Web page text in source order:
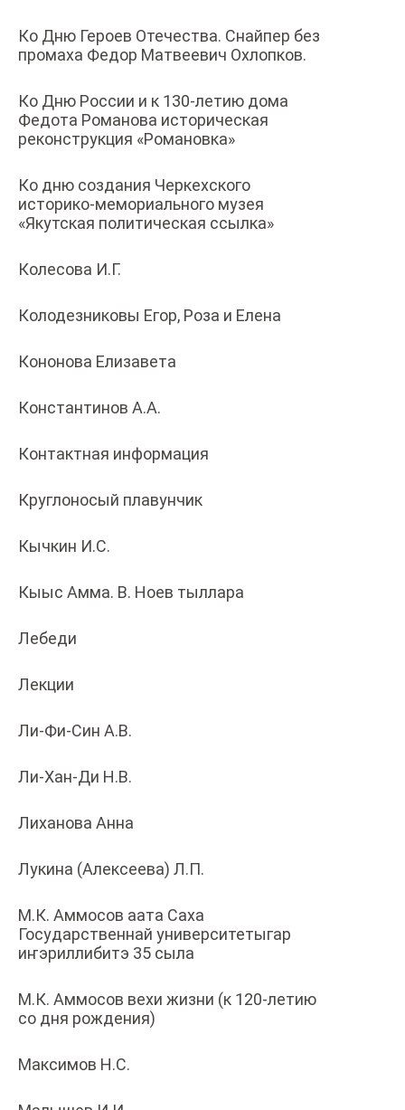
Ко Дню Героев Отечества. Снайпер без
промаха Федор Матвеевич Охлопков.
Ко Дню России и к 130-летию дома
Федота Романова историческая
реконструкция «Романовка»
Ко дню создания Черкехского
историко-мемориального музея
«Якутская политическая ссылка»
Колесова И.Г.
Колодезниковы Егор, Роза и Елена
Кононова Елизавета
Константинов А.А.
Контактная информация
Круглоносый плавунчик
Кычкин И.С.
Кыыс Амма. В. Ноев тыллара
Лебеди
Лекции
Ли-Фи-Син А.В.
Ли-Хан-Ди Н.В.
Лиханова Анна
Лукина (Алексеева) Л.П.
М.К. Аммосов аата Саха
Государственнай университетыгар
иҥэриллибитэ 35 сыла
М.К. Аммосов вехи жизни (к 120-летию
со дня рождения)
Максимов Н.С.